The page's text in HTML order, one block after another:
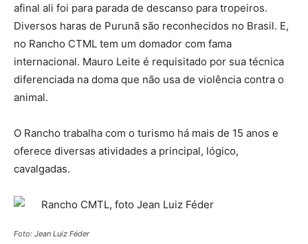
afinal ali foi para parada de descanso para tropeiros.
Diversos haras de Purunã são reconhecidos no Brasil. E,
no Rancho CTML tem um domador com fama
internacional. Mauro Leite é requisitado por sua técnica
diferenciada na doma que não usa de violência contra o
animal.
O Rancho trabalha com o turismo há mais de 15 anos e
oferece diversas atividades a principal, lógico,
cavalgadas.
Foto: Jean Luiz Féder